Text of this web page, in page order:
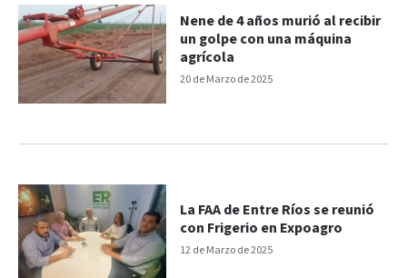
20 de Marzo de 2025
Nene de 4 años murió al recibir
un golpe con una máquina
agrícola
12 de Marzo de 2025
La FAA de Entre Ríos se reunió
con Frigerio en Expoagro